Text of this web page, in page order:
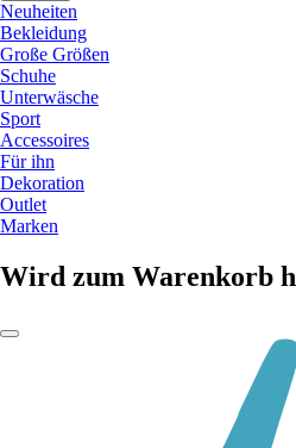
Neuheiten
Bekleidung
Große Größen
Schuhe
Unterwäsche
Sport
Accessoires
Für ihn
Dekoration
Outlet
Marken
Wird zum Warenkorb